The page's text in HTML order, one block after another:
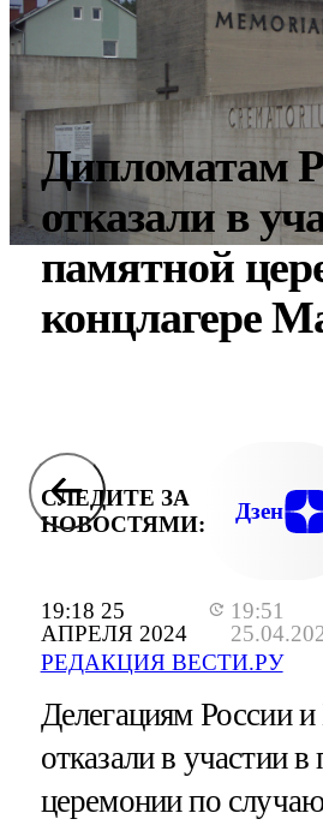
19:18 25
АПРЕЛЯ 2024
19:51
РЕДАКЦИЯ ВЕСТИ.РУ
Дипломатам
отказали в
памятной
концлагере
СЛЕДИТЕ ЗА
НОВОСТЯМИ:
Дзен
Делегациям России
отказали в участии
церемонии по